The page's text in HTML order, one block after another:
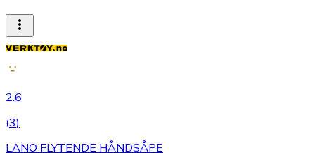
2.6
(3)
LANO FLYTENDE HÅNDSÅPE